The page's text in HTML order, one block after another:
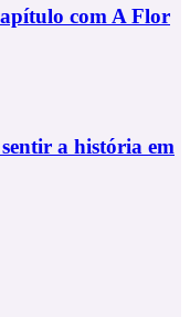
com A Flor
a história em